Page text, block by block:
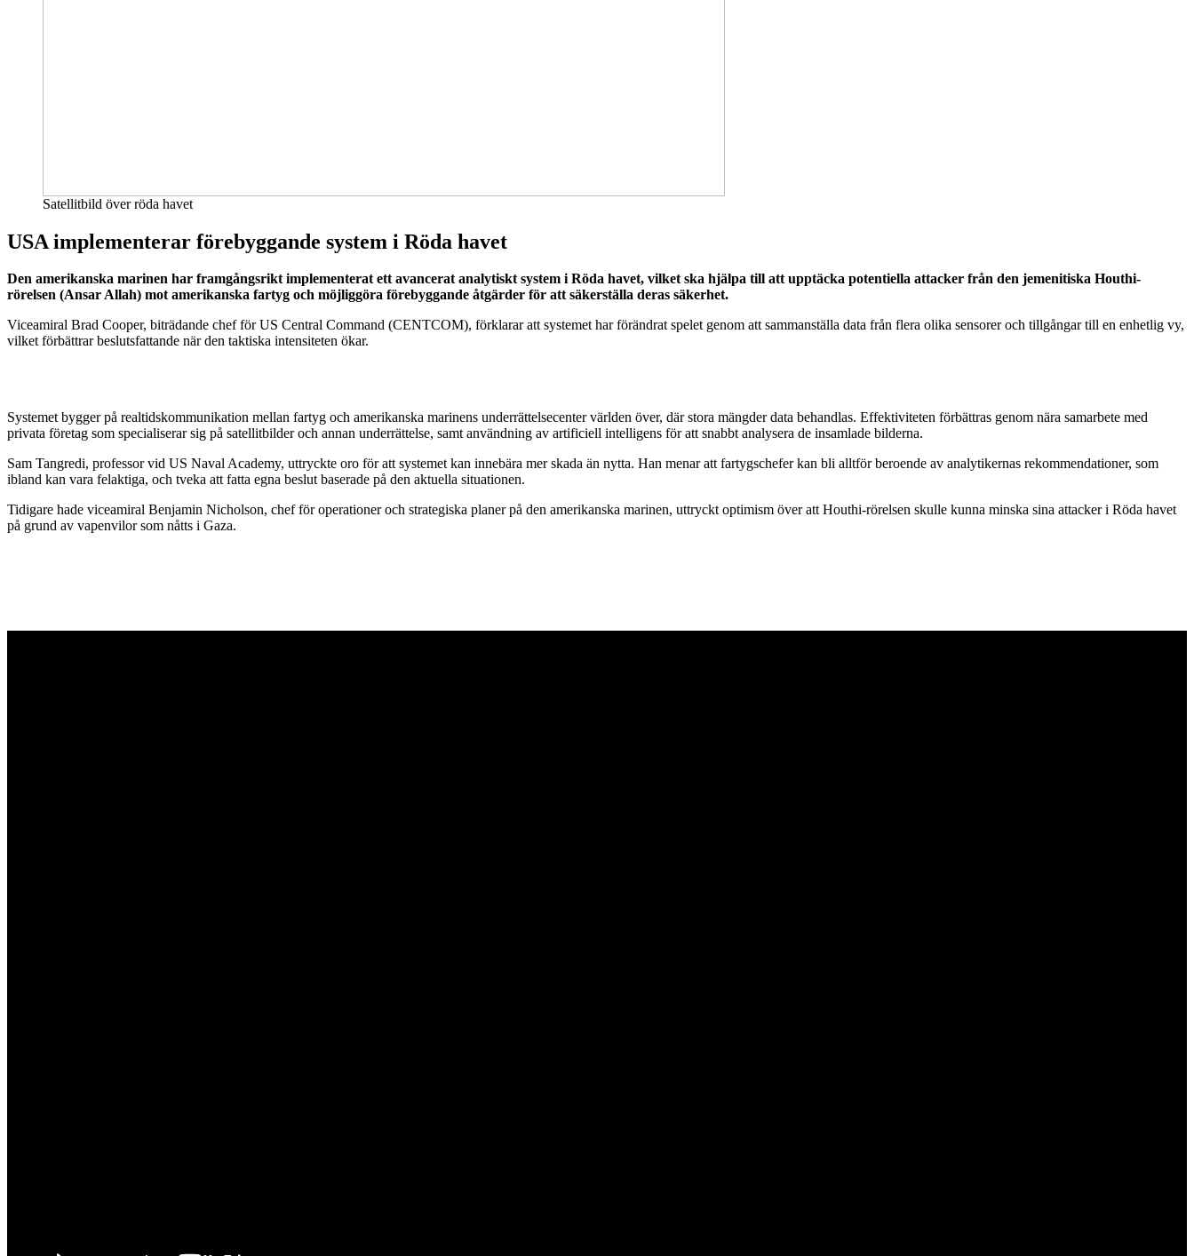
Satellitbild över röda havet
USA implementerar förebyggande system i Röda havet
Den amerikanska marinen har framgångsrikt implementerat ett avancerat analytiskt system i Röda havet, vilket ska hjälpa till att upptäcka potentiella attacker från den jemenitiska Houthi-
rörelsen (Ansar Allah) mot amerikanska fartyg och möjliggöra förebyggande åtgärder för att säkerställa deras säkerhet.
Viceamiral Brad Cooper, biträdande chef för US Central Command (CENTCOM), förklarar att systemet har förändrat spelet genom att sammanställa data från flera olika sensorer och tillgångar till en enhetlig vy,
vilket förbättrar beslutsfattande när den taktiska intensiteten ökar.
Systemet bygger på realtidskommunikation mellan fartyg och amerikanska marinens underrättelsecenter världen över, där stora mängder data behandlas. Effektiviteten förbättras genom nära samarbete med
privata företag som specialiserar sig på satellitbilder och annan underrättelse, samt användning av artificiell intelligens för att snabbt analysera de insamlade bilderna.
Sam Tangredi, professor vid US Naval Academy, uttryckte oro för att systemet kan innebära mer skada än nytta. Han menar att fartygschefer kan bli alltför beroende av analytikernas rekommendationer, som
ibland kan vara felaktiga, och tveka att fatta egna beslut baserade på den aktuella situationen.
Tidigare hade viceamiral Benjamin Nicholson, chef för operationer och strategiska planer på den amerikanska marinen, uttryckt optimism över att Houthi-rörelsen skulle kunna minska sina attacker i Röda havet
på grund av vapenvilor som nåtts i Gaza.